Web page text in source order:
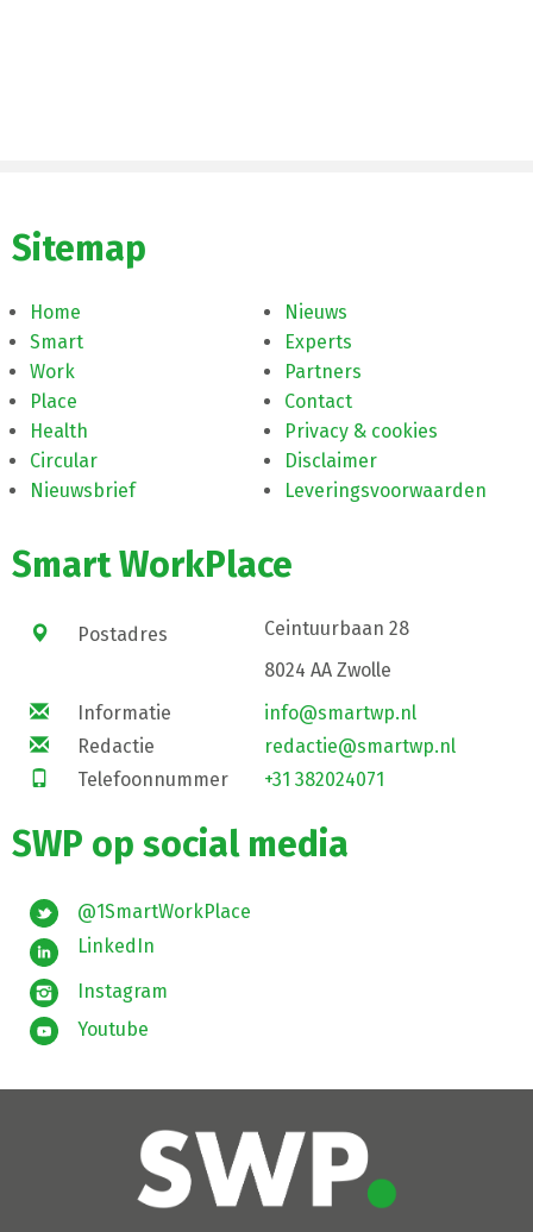
Sitemap
Home
Smart
Work
Place
Health
Circular
Nieuwsbrief
Nieuws
Experts
Partners
Contact
Privacy & cookies
Disclaimer
Leveringsvoorwaarden
Smart WorkPlace
Postadres
Ceintuurbaan 28
8024 AA Zwolle
Informatie
info@smartwp.nl
Redactie
redactie@smartwp.nl
Telefoonnummer
+31 382024071
SWP op social media
@1SmartWorkPlace
LinkedIn
Instagram
Youtube